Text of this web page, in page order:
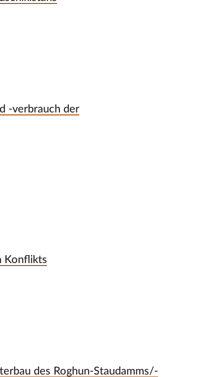
-verbrauch der
Konflikts
des Roghun-Staudamms/-